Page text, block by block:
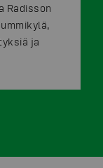
Radisson
ja